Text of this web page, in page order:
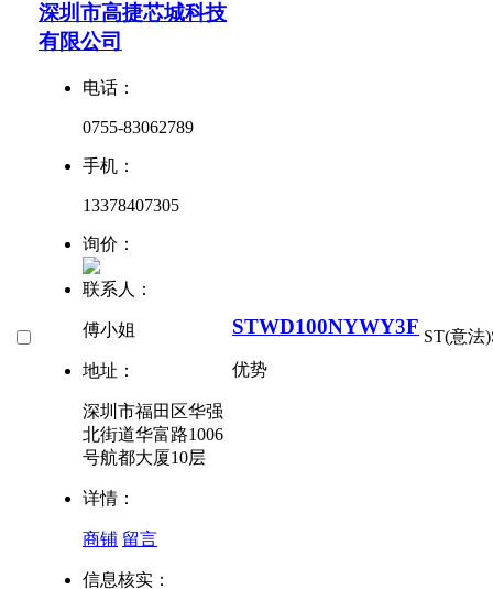
深圳市高捷芯城科技
有限公司
电话：
0755-83062789
手机：
13378407305
询价：
联系人：
傅小姐
地址：
深圳市福田区华强
北街道华富路1006
号航都大厦10层
详情：
商铺 留言
信息核实：
STWD100NYWY3F
优势
ST(意法)